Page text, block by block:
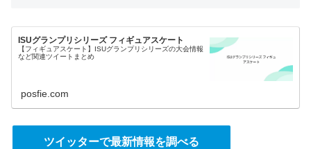
ISUグランプリシリーズ フィギュアスケート
【フィギュアスケート】ISUグランプリシリーズの大会情報
など関連ツイートまとめ
posfie.com
ツイッターで最新情報を調べる